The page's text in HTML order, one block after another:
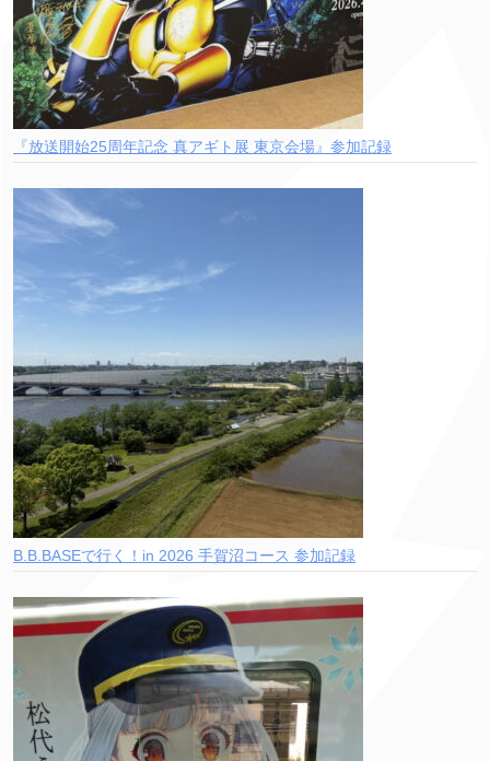
『放送開始25周年記念 真アギト展 東京会場』参加記録
B.B.BASEで行く！in 2026 手賀沼コース 参加記録